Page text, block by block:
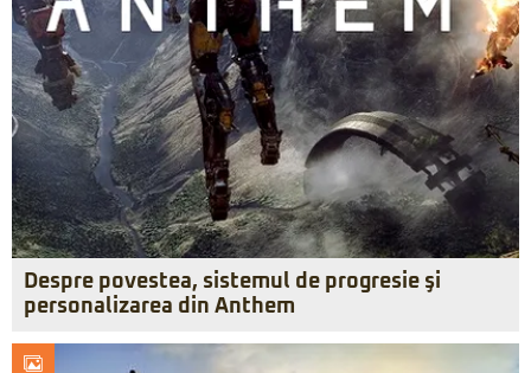
Despre povestea, sistemul de progresie şi
personalizarea din Anthem